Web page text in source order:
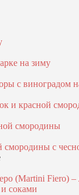
на зиму
с виноградом
и красной
смородины
смородины с
(Martini Fiero) –
соками